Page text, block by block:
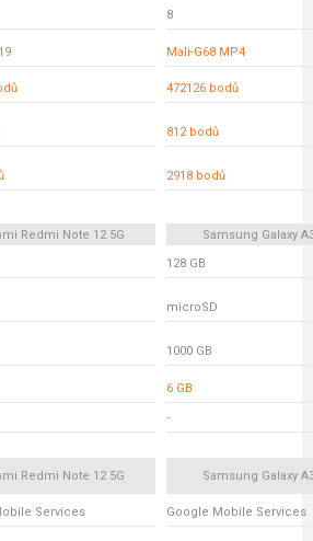
8
Mali-G68 MP4
472126 bodů
812 bodů
2918 bodů
Redmi Note 12 5G
Samsung Galaxy
128 GB
microSD
1000 GB
6 GB
-
Redmi Note 12 5G Samsung Galaxy
Services Google Mobile Services